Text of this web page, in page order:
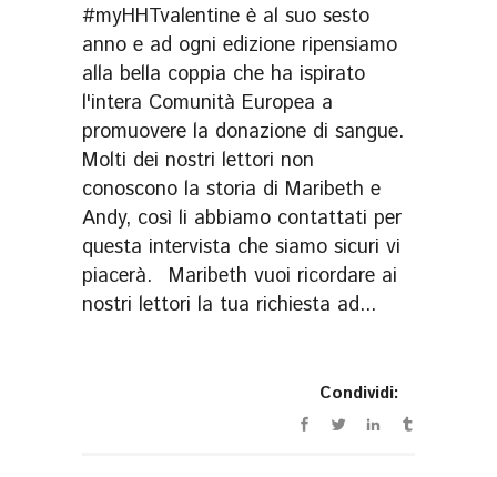
#myHHTvalentine è al suo sesto
anno e ad ogni edizione ripensiamo
alla bella coppia che ha ispirato
l'intera Comunità Europea a
promuovere la donazione di sangue.
Molti dei nostri lettori non
conoscono la storia di Maribeth e
Andy, così li abbiamo contattati per
questa intervista che siamo sicuri vi
piacerà. Maribeth vuoi ricordare ai
nostri lettori la tua richiesta ad...
Condividi: